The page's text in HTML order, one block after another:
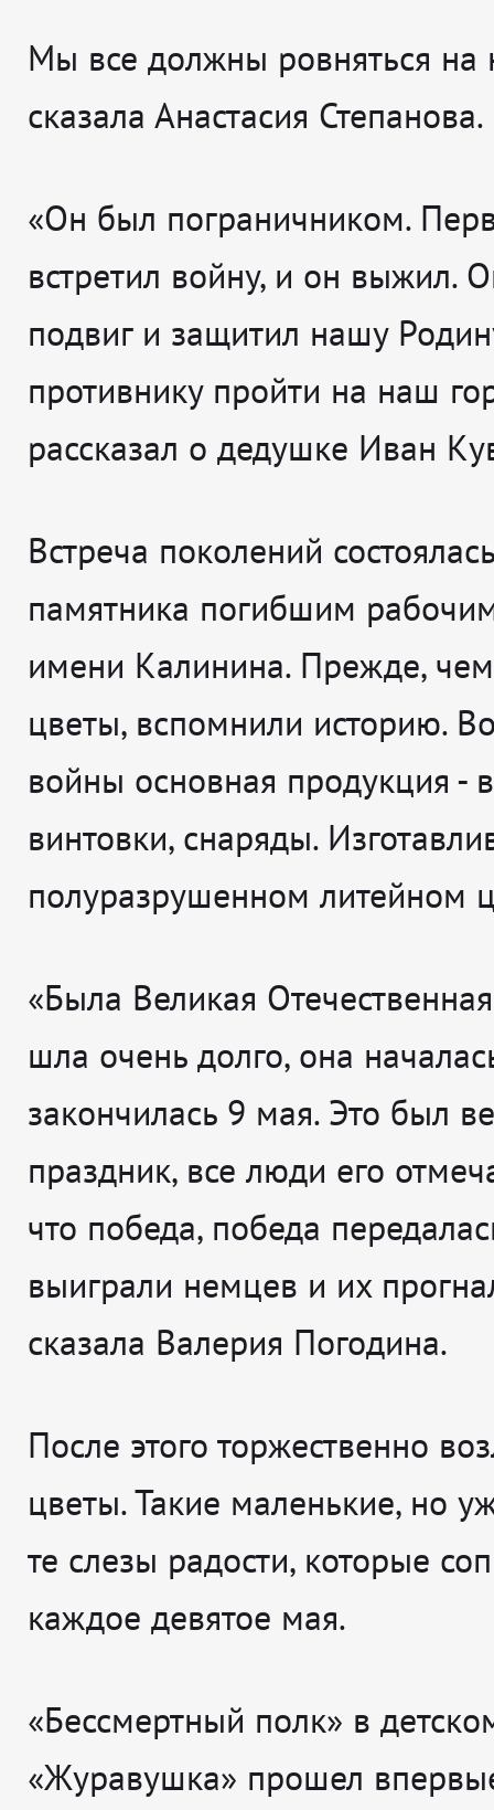
Мы все должны ровняться на
сказала Анастасия Степанова.
«Он был пограничником.
встретил войну, и он выжил.
подвиг и защитил нашу
противнику пройти на наш
рассказал о дедушке Иван
Встреча поколений
памятника погибшим
имени Калинина. Прежде,
цветы, вспомнили историю.
войны основная продукция -
винтовки, снаряды.
полуразрушенном литейном
«Была Великая
шла очень долго, она
закончилась 9 мая. Это был
праздник, все люди его
что победа, победа
выиграли немцев и их
сказала Валерия Погодина.
После этого торжественно
цветы. Такие маленькие, но
те слезы радости, которые
каждое девятое мая.
«Бессмертный полк» в
«Журавушка» прошел